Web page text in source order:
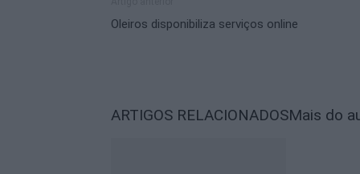
Oleiros disponibiliza serviços online
ARTIGOS RELACIONADOSMais do